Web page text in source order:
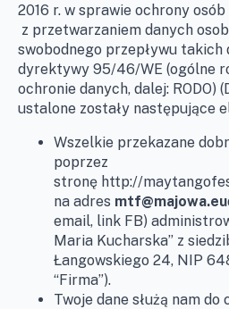
2016 r. w sprawie ochrony
z przetwarzaniem danych
swobodnego przepływu takich
dyrektywy 95/46/WE (ogólne
ochronie danych, dalej: RODO)
ustalone zostały następujące
Wszelkie przekazane
poprzez
stronę http://
na adres mtf@majowa.eu
email, link FB)
Maria Kucharska” z
Łangowskiego 24, NIP
“Firma”).
Twoje dane służą nam do